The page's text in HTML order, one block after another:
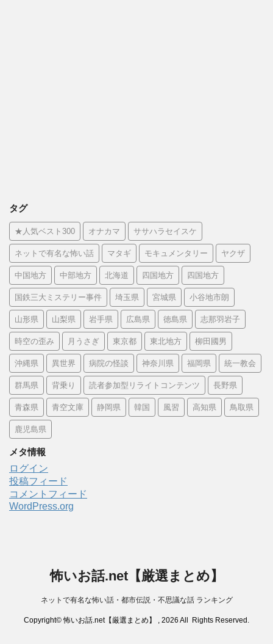
タグ
★人気ベスト300 オナカマ ササハラセイスケ
ネットで有名な怖い話 マタギ モキュメンタリー ヤクザ
中国地方 中部地方 北海道 四国地方 四国地方
国鉄三大ミステリー事件 埼玉県 宮城県 小谷地市朗
山形県 山梨県 岩手県 広島県 徳島県 志那羽岩子
時空の歪み 月うさぎ 東京都 東北地方 柳田國男
沖縄県 異世界 病院の怪談 神奈川県 福岡県 統一教会
群馬県 背乗り 読者参加型リライトコンテンツ 長野県
青森県 青空文庫 静岡県 韓国 風習 高知県 鳥取県
鹿児島県
メタ情報
ログイン
投稿フィード
コメントフィード
WordPress.org
怖いお話.net【厳選まとめ】
ネットで有名な怖い話・都市伝説・不思議な話 ランキング
Copyright© 怖いお話.net【厳選まとめ】 , 2026 All Rights Reserved.